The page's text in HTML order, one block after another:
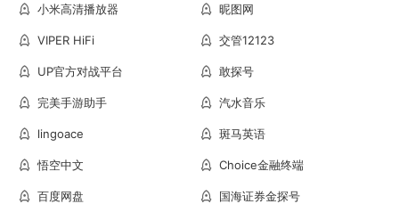
小米高清播放器 昵图网
VIPER HiFi 交管12123
UP官方对战平台 敢探号
完美手游助手 汽水音乐
lingoace 斑马英语
悟空中文 Choice金融终端
百度网盘 国海证券金探号